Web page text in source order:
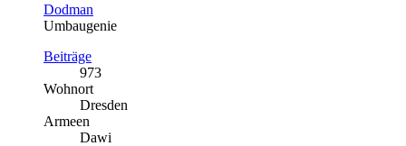
Dodman
Umbaugenie
Beiträge
973
Wohnort
Dresden
Armeen
Dawi